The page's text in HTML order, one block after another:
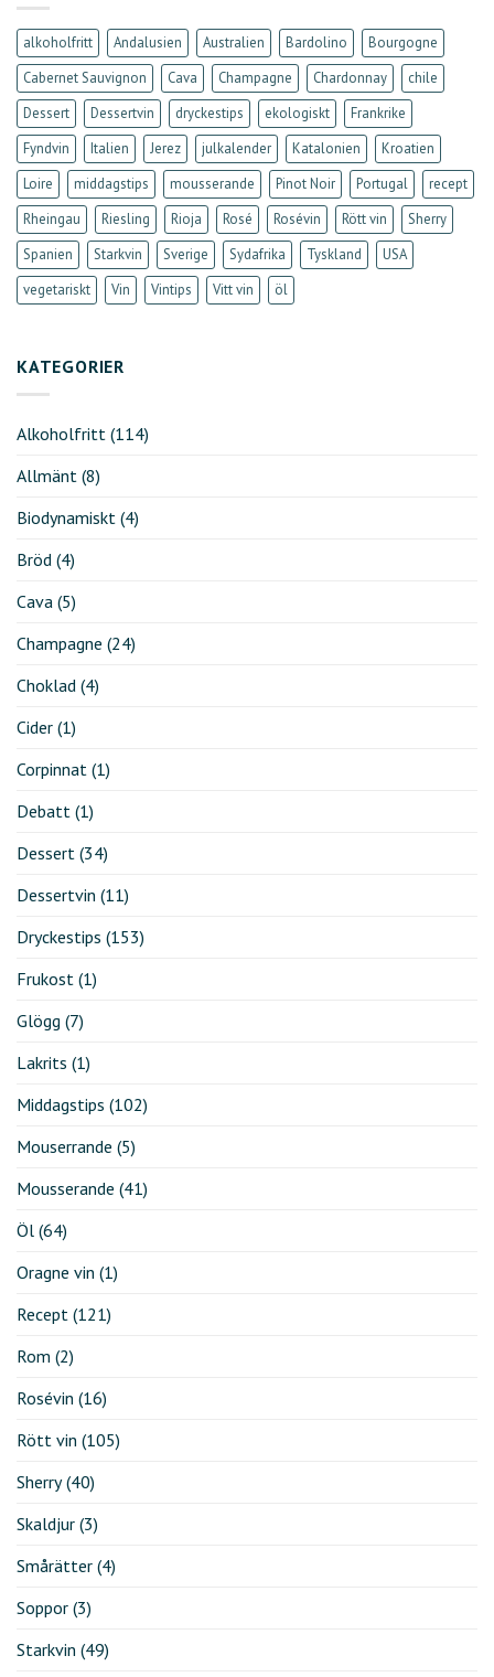
alkoholfritt Andalusien Australien Bardolino
Bourgogne
Cabernet Sauvignon
Cava Champagne Chardonnay
chile
Dessert
Dessertvin dryckestips ekologiskt
Frankrike
Fyndvin
Italien Jerez julkalender Katalonien
Kroatien
Loire
middagstips mousserande Pinot Noir Portugal
recept
Rheingau
Riesling Rioja Rosé Rosévin Rött vin
Sherry
Spanien
Starkvin Sverige Sydafrika Tyskland
USA
vegetariskt
Vin Vintips Vitt vin öl
KATEGORIER
Alkoholfritt (114)
Allmänt (8)
Biodynamiskt (4)
Bröd (4)
Cava (5)
Champagne (24)
Choklad (4)
Cider (1)
Corpinnat (1)
Debatt (1)
Dessert (34)
Dessertvin (11)
Dryckestips (153)
Frukost (1)
Glögg (7)
Lakrits (1)
Middagstips (102)
Mouserrande (5)
Mousserande (41)
Öl (64)
Oragne vin (1)
Recept (121)
Rom (2)
Rosévin (16)
Rött vin (105)
Sherry(40)
Skaldjur (3)
Smårätter (4)
Soppor (3)
Starkvin (49)